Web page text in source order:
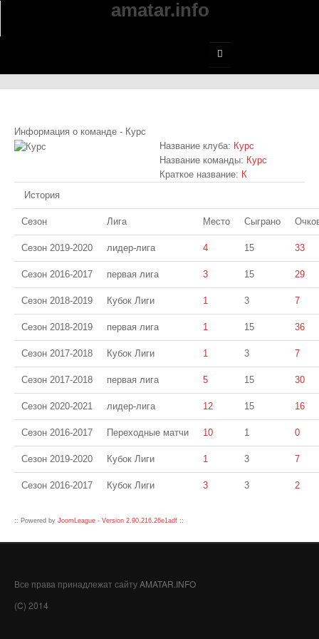
amatar.info
Главная
Футзал
Летние
I-я лига
7 x 7
Ночная лига
Информация о команде - Курс
Название клуба: Курс
Название команды: Курс
Краткое название: К
История
Сезон Лига Место Сыграно
Сезон 2019-2020 лидер-лига 4 15 33
Сезон 2016-2017 первая лига 3 15 29
Сезон 2018-2019 Кубок Лиги 1 3 7
Сезон 2018-2019 первая лига 1 15 36
Сезон 2017-2018 Кубок Лиги 1 3 7
Сезон 2017-2018 первая лига 5 15 30
Сезон 2020-2021 лидер-лига 12 15 16
Сезон 2016-2017 Переходные матчи 10 1 0
Сезон 2019-2020 Кубок Лиги 1 3 7
Сезон 2016-2017 Кубок Лиги 3 3 2
:: Powered by JoomLeague - Version 2.90.216.26e1adf ::
Все права принадлежат сайтуAMATAR.INFO
(C) 2014